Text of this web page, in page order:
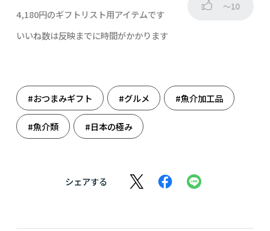
4,180円のギフトリスト用アイテムです
～10
いいね数は反映までに時間がかかります
#おつまみギフト #グルメ #魚介加工品
#魚介類 #日本の極み
シェアする